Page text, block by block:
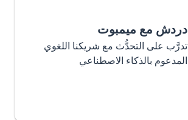
دردش مع ميمبوت
تدرَّب على التحدُّث مع شريكنا اللغوي
المدعوم بالذكاء الاصطناعي